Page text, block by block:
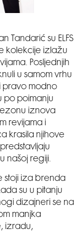
Tandarić su ELFS
kolekcije izlažu
Posljednjih
u samom vrhu
pravo modno
po poimanju
iznova
revijama i
krasila njihove
našoj regiji.
stoji iza brenda
su u pitanju
dizajneri se na
manjka
izradu,